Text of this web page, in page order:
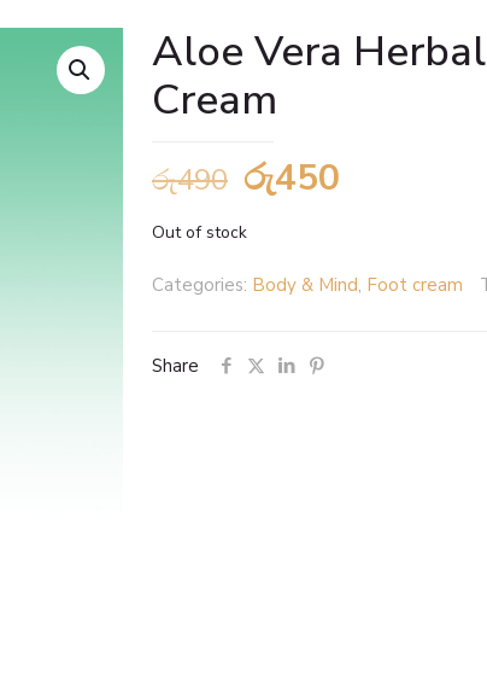
Aloe Vera
Cream
රු490 Original
was:
රු490.
රු450
රු450.
Out of stock
Categories: Body & Mind, Foot cream
Share